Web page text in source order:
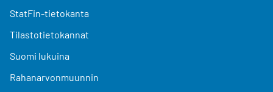
StatFin-tietokanta
Tilastotietokannat
Suomi lukuina
Rahanarvonmuunnin